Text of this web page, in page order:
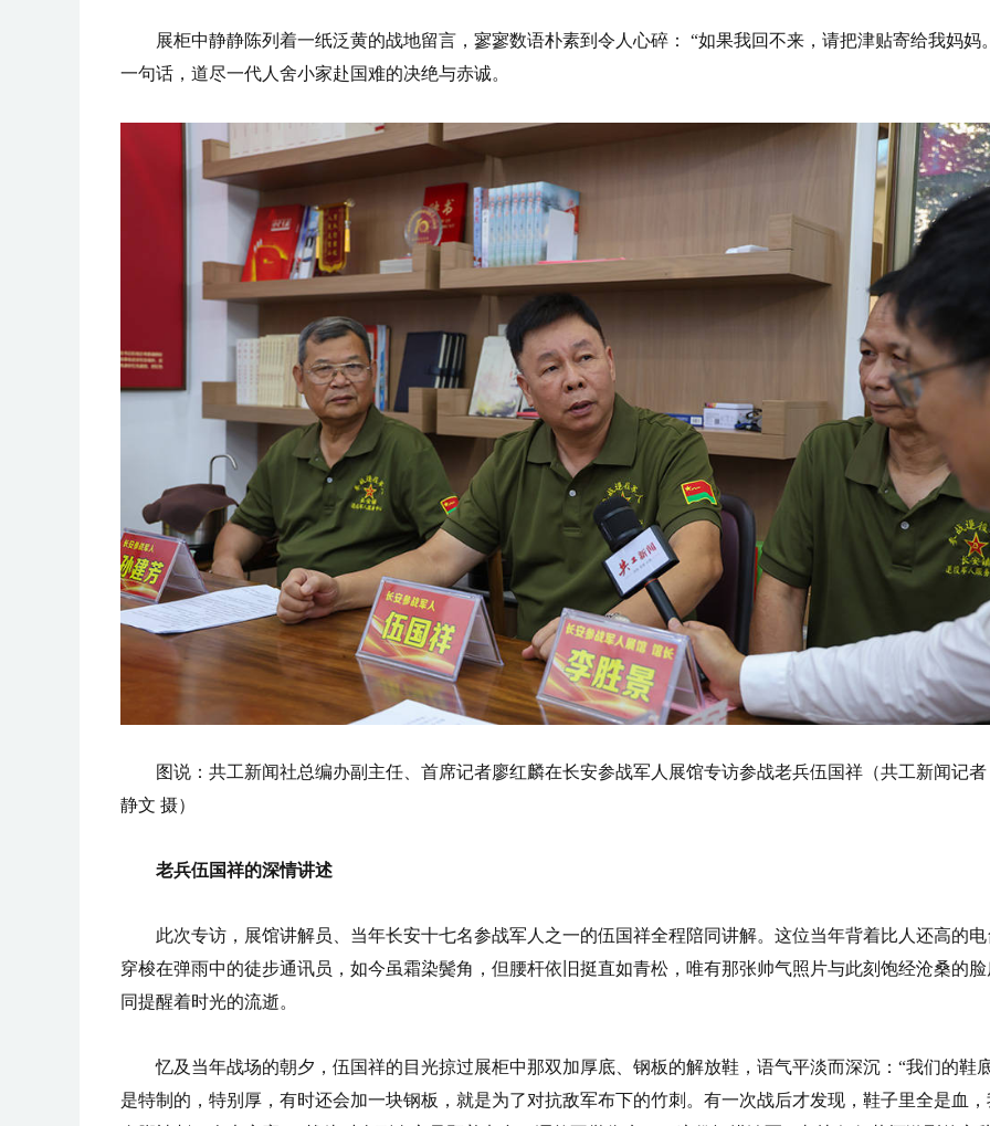
展柜中静静陈列着一纸泛黄的战地留言，寥寥数语朴素到令人心碎： “如果我回不来，请把津贴寄给我妈妈
一句话，道尽一代人舍小家赴国难的决绝与赤诚。
图说：共工新闻社总编办副主任、首席记者廖红麟在长安参战军人展馆专访参战老兵伍国祥（共工新闻记者
静文 摄）
老兵伍国祥的深情讲述
此次专访，展馆讲解员、当年长安十七名参战军人之一的伍国祥全程陪同讲解。这位当年背着比人还高的
穿梭在弹雨中的徒步通讯员，如今虽霜染鬓角，但腰杆依旧挺直如青松，唯有那张帅气照片与此刻饱经沧桑的
同提醒着时光的流逝。
忆及当年战场的朝夕，伍国祥的目光掠过展柜中那双加厚底、钢板的解放鞋，语气平淡而深沉：“我们的鞋
是特制的，特别厚，有时还会加一块钢板，就是为了对抗敌军布下的竹刺。有一次战后才发现，鞋子里全是血